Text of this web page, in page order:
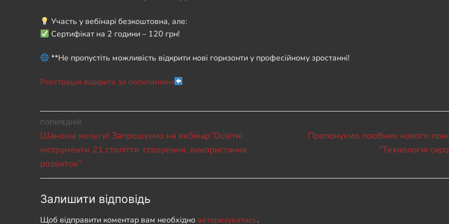
Участь у вебінарі безкоштовна, але:
Сертифікат на 2 години – 120 грн!
**Не пропустіть можливість відкрити нові горизонти у професійному зростанні!
Реєстрація відкрита за посиланням
Навігація
записів
ПОПЕРЕДНІЙ
Попередній
запис:
Шановні колеги! Запрошуємо на вебінар”Освітні
інструменти 21 століття: створення, використання,
розвиток”
Наступний
Пропонуємо посібник нового
“Технологія
Залишити відповідь
Щоб відправити коментар вам необхідно авторизуватись.